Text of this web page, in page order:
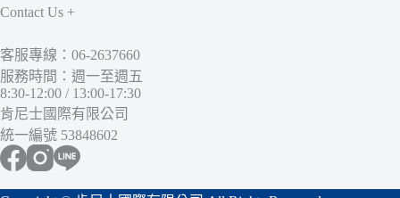
Contact Us +
客服專線：06-2637660
服務時間：週一至週五
8:30-12:00 / 13:00-17:30
肯尼士國際有限公司
統一編號 53848602